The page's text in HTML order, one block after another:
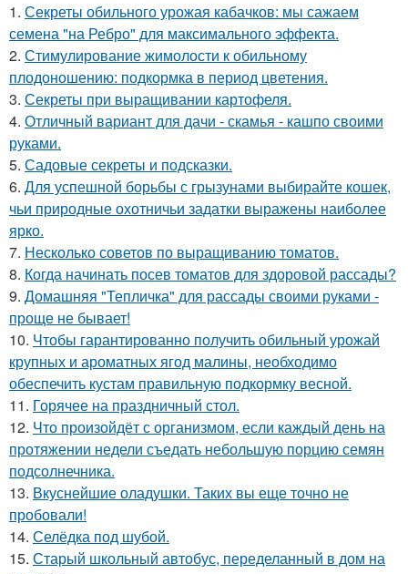
1. Секреты обильного урожая кабачков: мы сажаем
семена "на Ребро" для максимального эффекта.
2. Стимулирование жимолости к обильному
плодоношению: подкормка в период цветения.
3. Секреты при выращивании картофеля.
4. Отличный вариант для дачи - скамья - кашпо своими
руками.
5. Садовые секреты и подсказки.
6. Для успешной борьбы с грызунами выбирайте кошек,
чьи природные охотничьи задатки выражены наиболее
ярко.
7. Несколько советов по выращиванию томатов.
8. Когда начинать посев томатов для здоровой рассады?
9. Домашняя "Тепличка" для рассады своими руками -
проще не бывает!
10. Чтобы гарантированно получить обильный урожай
крупных и ароматных ягод малины, необходимо
обеспечить кустам правильную подкормку весной.
11. Горячее на праздничный стол.
12. Что произойдёт с организмом, если каждый день на
протяжении недели съедать небольшую порцию семян
подсолнечника.
13. Вкуснейшие оладушки. Таких вы еще точно не
пробовали!
14. Селёдка под шубой.
15. Старый школьный автобус, переделанный в дом на